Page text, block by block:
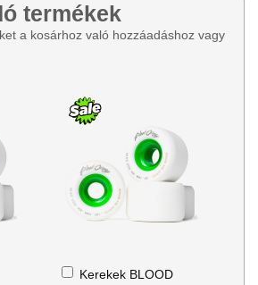
termékek
a kosárhoz való hozzáadáshoz vagy
Kerekek BLOOD
Kosárba